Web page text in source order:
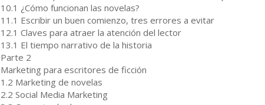
10.1 ¿Cómo funcionan las novelas?
11.1 Escribir un buen comienzo, tres errores a evitar
12.1 Claves para atraer la atención del lector
13.1 El tiempo narrativo de la historia
Parte 2
Marketing para escritores de ficción
1.2 Marketing de novelas
2.2 Social Media Marketing